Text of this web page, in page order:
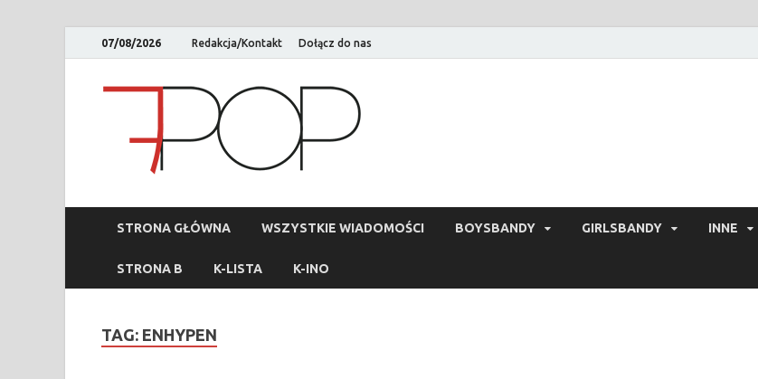
07/08/2026 Redakcja/Kontakt Dołącz do nas
STRONA GŁÓWNA WSZYSTKIE WIADOMOŚCI BOYSBANDY GIRLSBANDY INNE
STRONA B K-LISTA K-INO
TAG: ENHYPEN